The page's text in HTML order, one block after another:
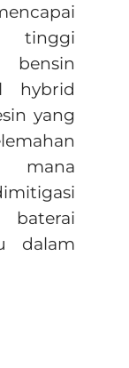
hybrid
yang
mana
baterai
dalam